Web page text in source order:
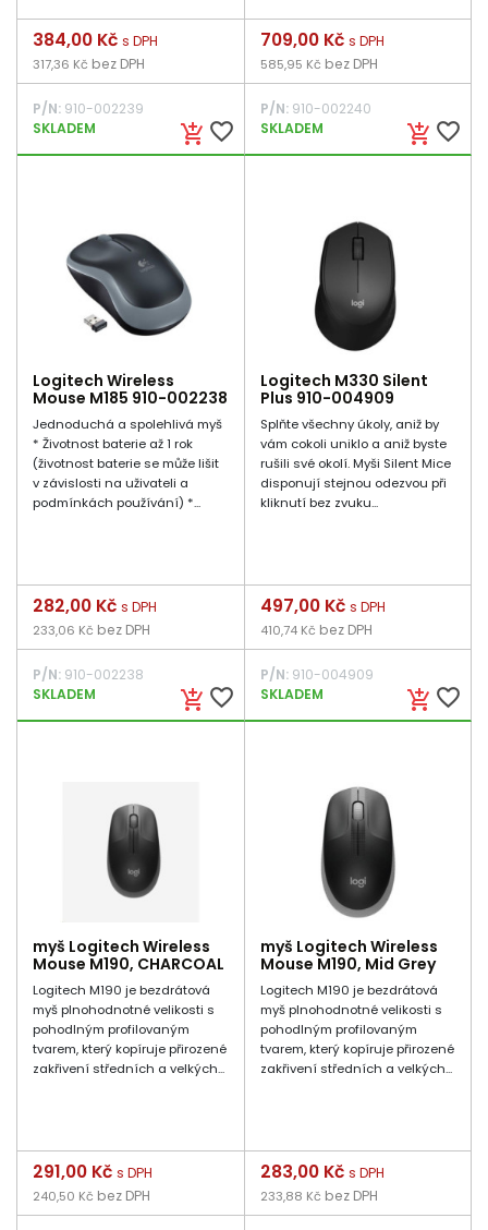
add_shopping_cart favorite_border
Cena
384,00 Kč s DPH
317,36 Kč bez DPH
P/N: 910-002239
SKLADEM
add_shopping_cart favorite_border
Cena
709,00 Kč s DPH
585,95 Kč bez DPH
P/N:910-002240
SKLADEM
Logitech Wireless
Mouse M185 910-002238
Jednoduchá a spolehlivá myš
* Životnost baterie až 1 rok
(životnost baterie se může lišit
v závislosti na uživateli a
podmínkách používání) *...
add_shopping_cart favorite_border
Cena
282,00 Kč s DPH
233,06 Kč bez DPH
P/N: 910-002238
SKLADEM
Logitech M330 Silent
Plus 910-004909
Splňte všechny úkoly, aniž by
vám cokoli uniklo a aniž byste
rušili své okolí. Myši Silent Mice
disponují stejnou odezvou při
kliknutí bez zvuku...
add_shopping_cart favorite_border
Cena
497,00 Kč s DPH
410,74 Kč bez DPH
P/N:910-004909
SKLADEM
myš Logitech Wireless
Mouse M190, CHARCOAL
Logitech M190 je bezdrátová
myš plnohodnotné velikosti s
pohodlným profilovaným
tvarem, který kopíruje přirozené
zakřivení středních a velkých...
Cena
291,00 Kč s DPH
240,50 Kč bez DPH
myš Logitech Wireless
Mouse M190, Mid Grey
Logitech M190 je bezdrátová
myš plnohodnotné velikosti s
pohodlným profilovaným
tvarem, který kopíruje přirozené
zakřivení středních a velkých...
Cena
283,00 Kč s DPH
233,88 Kč bez DPH